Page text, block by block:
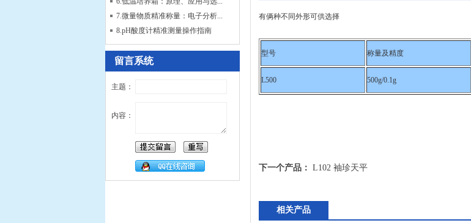
7.微量物质精准称量：电子分析...
8.pH酸度计精准测量操作指南
留言系统
主题：
内容：
有俩种不同外形可供选择
型号 称量及精度
L500 500g/0.1g
下一个产品： L102 袖珍天平
相关产品